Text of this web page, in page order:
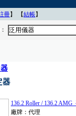
冊】 【結帳】
泛用儀器
器
136.2 Roller / 136.2
廠牌：代理